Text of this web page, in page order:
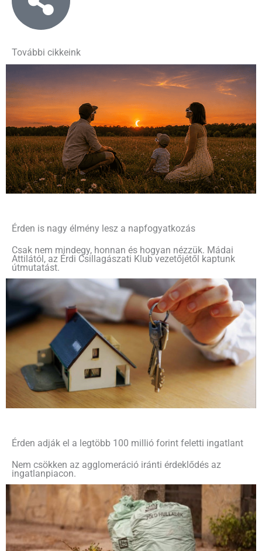
További cikkeink
Érden is nagy élmény lesz a napfogyatkozás
Csak nem mindegy, honnan és hogyan nézzük. Mádai
Attilától, az Érdi Csillagászati Klub vezetőjétől kaptunk
útmutatást.
Érden adják el a legtöbb 100 millió forint feletti ingatlant
Nem csökken az agglomeráció iránti érdeklődés az
ingatlanpiacon.